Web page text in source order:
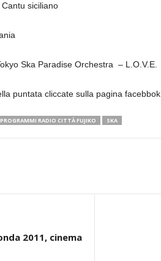
siciliano
Ska Paradise Orchestra – L.O.V.E.
puntata cliccate sulla pagina facebbok
PROGRAMMI RADIO CITTÀ FUJIKO SKA
2011, cinema